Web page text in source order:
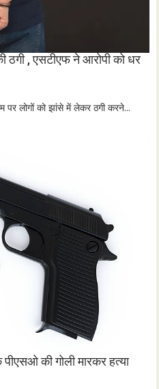
ठगी , एसटीएफ ने आरोपी को धर
पर लोगों को झांसे में लेकर ठगी करने...
की गोली मारकर हत्या